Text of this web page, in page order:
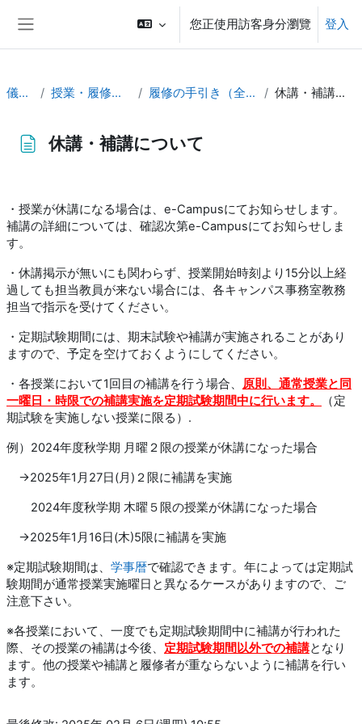
您正使用訪客身分瀏覽 登入
儀表板 授業・履修の手引き 履修の手引き（全員必読） 休講・補講について
休講・補講について
・授業が休講になる場合は、e-Campusにてお知らせします。
補講の詳細については、確認次第e-Campusにてお知らせしま
す。
・休講掲示が無いにも関わらず、授業開始時刻より15分以上経
過しても担当教員が来ない場合には、各キャンパス事務室教務
担当で指示を受けてください。
・定期試験期間には、期末試験や補講が実施されることがあり
ますので、 予定を空けておくようにしてください。
・各授業において1回目の補講を行う場合、 原則、通常授業と同
一曜日・時限での補講実施を定期試験期間中に行います。
（定
期試験を実施しない授業に限る）.
例）2024年度秋学期 月曜２限の授業が休講になった場合
→2025年1月27日(月)２限に補講を実施
2024年度秋学期 木曜５限の授業が休講になった場合
→2025年1月16日(木)5限に補講を実施
※定期試験期間は、 学事暦で確認できます。年によっては定期試
験期間が通常授業実施曜日と異なるケースがありますので、ご
注意下さい。
※各授業において、一度でも定期試験期間中に補講が行われた
際、その授業の補講は今後、 定期試験期間以外での補講となり
ます。他の授業や補講と履修者が重ならないように補講を行い
ます。